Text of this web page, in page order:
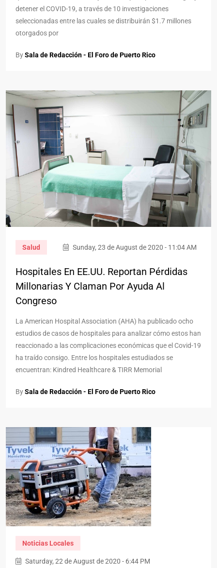
detener el COVID-19, a través de 10 investigaciones
seleccionadas entre las cuales se distribuirán $1.7 millones
otorgados por
BySala de Redacción - El Foro de Puerto Rico
Salud Sunday, 23 de August de 2020 - 11:04 AM
Hospitales En EE.UU. Reportan Pérdidas
Millonarias Y Claman Por Ayuda Al
Congreso
La American Hospital Association (AHA) ha publicado ocho
estudios de casos de hospitales para analizar cómo estos han
reaccionado a las complicaciones económicas que el Covid-19
ha traído consigo. Entre los hospitales estudiados se
encuentran: Kindred Healthcare & TIRR Memorial
BySala de Redacción - El Foro de Puerto Rico
Noticias Locales
Saturday, 22 de August de 2020 - 6:44 PM